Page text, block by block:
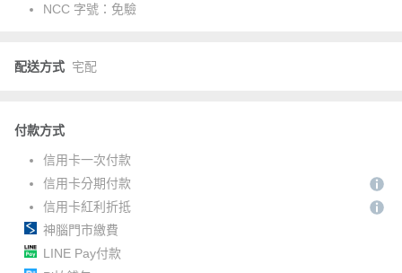
NCC 字號： 免驗
配送方式 宅配
付款方式
信用卡一次付款
信用卡分期付款
信用卡紅利折抵
神腦門市繳費
LINE Pay付款